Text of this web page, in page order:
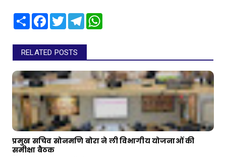
Share Facebook
TwitterTelegram
RELATED POSTS
प्रमुख सचिव सोनमणि बोरा ने ली विभागीय योजनाओं की
समीक्षा बैठक